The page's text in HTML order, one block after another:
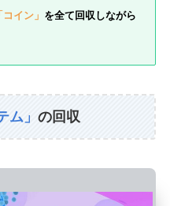
コイン」 を全て回収しながら
」 の回収